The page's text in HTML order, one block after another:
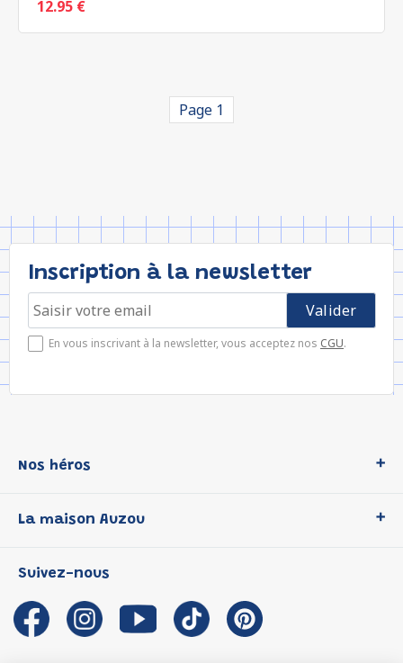
12.95 €
Page 1
Inscription à la newsletter
En vous inscrivant à la newsletter, vous acceptez nos CGU.
Nos héros
P'tit Loup
Les Influenceuses
Migali
Petite Taupe
La maison Auzou
Notre histoire
Auzou s'engage
Auteurs et illustrateurs Auzou
Suivez-nous